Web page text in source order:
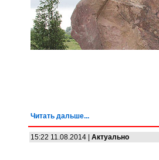
Читать дальше...
15:22 11.08.2014 | Актуально